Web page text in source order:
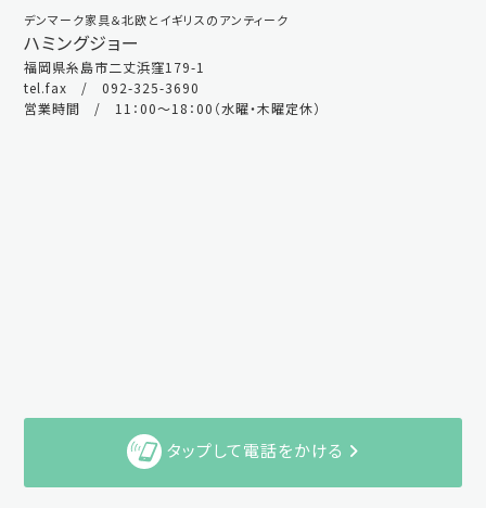
デンマーク家具＆北欧とイギリスのアンティーク
ハミングジョー
福岡県糸島市二丈浜窪179-1
tel.fax / 092-325-3690
営業時間 / 11：00～18：00（水曜・木曜定休）
タップして電話をかける